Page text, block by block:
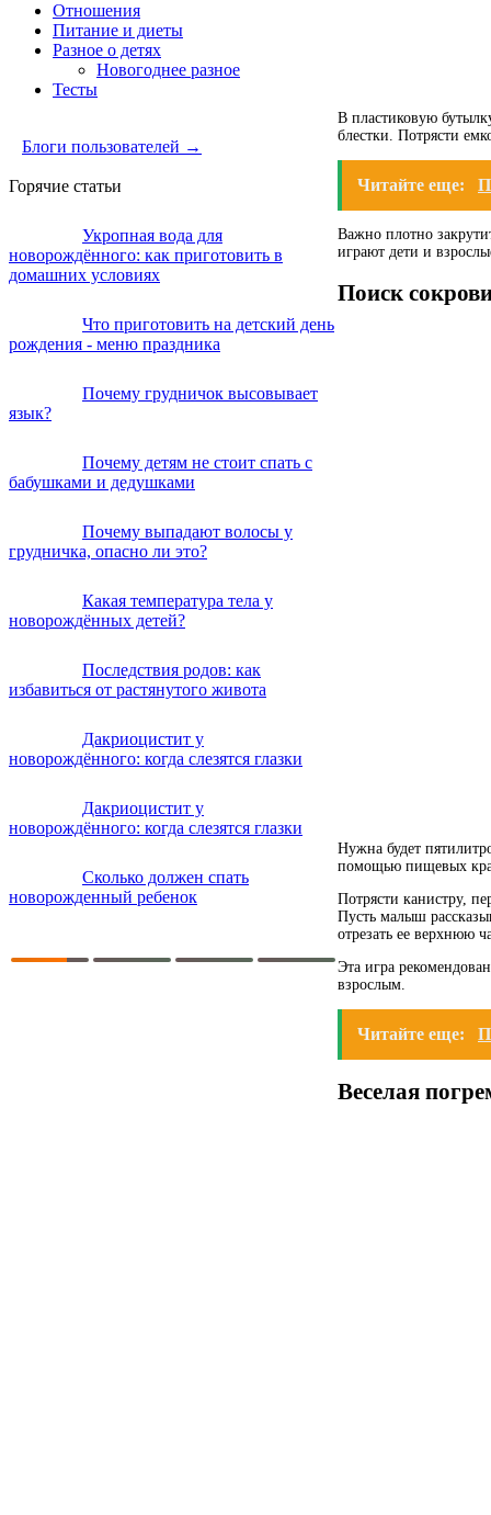
Отношения
Питание и диеты
Разное о детях
Новогоднее разное
Тесты
Блоги пользователей →
Горячие статьи
Укропная вода для
новорождённого: как приготовить в
домашних условиях
Что приготовить на детский день
рождения - меню праздника
Почему грудничок высовывает
язык?
Почему детям не стоит спать с
бабушками и дедушками
Почему выпадают волосы у
грудничка, опасно ли это?
Какая температура тела у
новорождённых детей?
Последствия родов: как
избавиться от растянутого живота
Дакриоцистит у
новорождённого: когда слезятся глазки
Дакриоцистит у
новорождённого: когда слезятся глазки
Сколько должен спать
новорожденный ребенок
В пластиковую
блестки. Потрясти
Читайте еще:
Важно плотно
играют дети и
Поиск
Нужна будет
помощью пищевых
Потрясти канистру,
Пусть малыш
отрезать ее верхнюю
Эта игра
взрослым.
Читайте еще:
Веселая